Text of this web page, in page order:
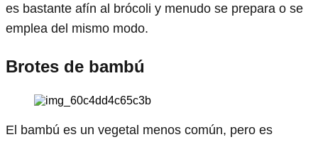
es bastante afín al brócoli y menudo se prepara o se
emplea del mismo modo.
Brotes de bambú
El bambú es un vegetal menos común, pero es